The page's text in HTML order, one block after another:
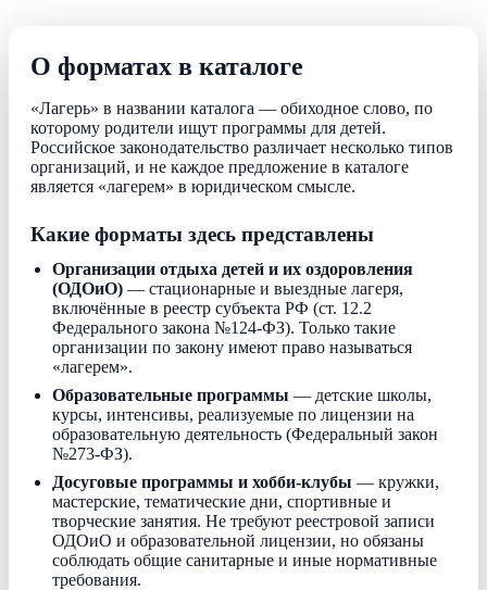
О форматах в каталоге
«Лагерь» в названии каталога — обиходное слово, по
которому родители ищут программы для детей.
Российское законодательство различает несколько типов
организаций, и не каждое предложение в каталоге
является «лагерем» в юридическом смысле.
Какие форматы здесь представлены
Организации отдыха детей и их оздоровления
(ОДОиО) — стационарные и выездные лагеря,
включённые в реестр субъекта РФ (ст. 12.2
Федерального закона №124-ФЗ). Только такие
организации по закону имеют право называться
«лагерем».
Образовательные программы — детские школы,
курсы, интенсивы, реализуемые по лицензии на
образовательную деятельность (Федеральный закон
№273-ФЗ).
Досуговые программы и хобби-клубы — кружки,
мастерские, тематические дни, спортивные и
творческие занятия. Не требуют реестровой записи
ОДОиО и образовательной лицензии, но обязаны
соблюдать общие санитарные и иные нормативные
требования.